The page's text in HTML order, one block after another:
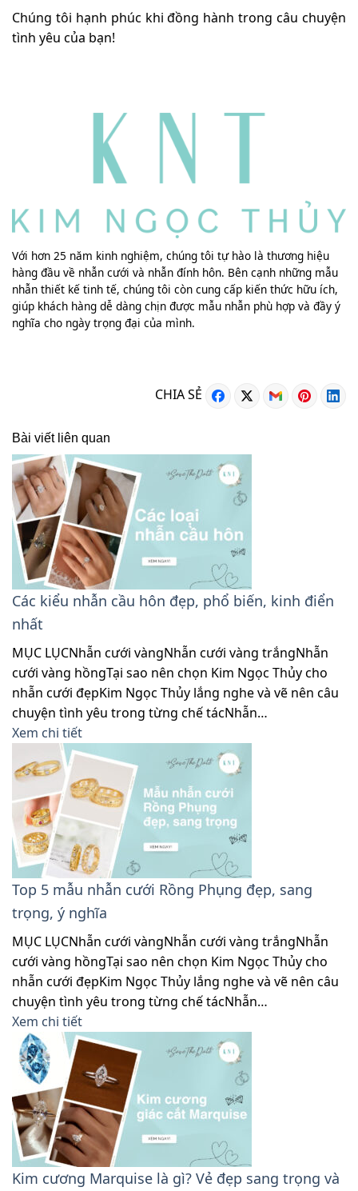
Chúng tôi hạnh phúc khi đồng hành trong câu chuyện
tình yêu của bạn!
Với hơn 25 năm kinh nghiệm, chúng tôi tự hào là thương hiệu
hàng đầu về nhẫn cưới và nhẫn đính hôn. Bên cạnh những mẫu
nhẫn thiết kế tinh tế, chúng tôi còn cung cấp kiến thức hữu ích,
giúp khách hàng dễ dàng chịn được mẫu nhẫn phù hợp và đầy ý
nghĩa cho ngày trọng đại của mình.
CHIA SẺ
Bài viết liên quan
Các kiểu nhẫn cầu hôn đẹp, phổ biến, kinh điển
nhất
MỤC LỤCNhẫn cưới vàngNhẫn cưới vàng trắngNhẫn
cưới vàng hồngTại sao nên chọn Kim Ngọc Thủy cho
nhẫn cưới đẹpKim Ngọc Thủy lắng nghe và vẽ nên câu
chuyện tình yêu trong từng chế tácNhẫn…
Xem chi tiết
Top 5 mẫu nhẫn cưới Rồng Phụng đẹp, sang
trọng, ý nghĩa
MỤC LỤCNhẫn cưới vàngNhẫn cưới vàng trắngNhẫn
cưới vàng hồngTại sao nên chọn Kim Ngọc Thủy cho
nhẫn cưới đẹpKim Ngọc Thủy lắng nghe và vẽ nên câu
chuyện tình yêu trong từng chế tácNhẫn…
Xem chi tiết
Kim cương Marquise là gì? Vẻ đẹp sang trọng và